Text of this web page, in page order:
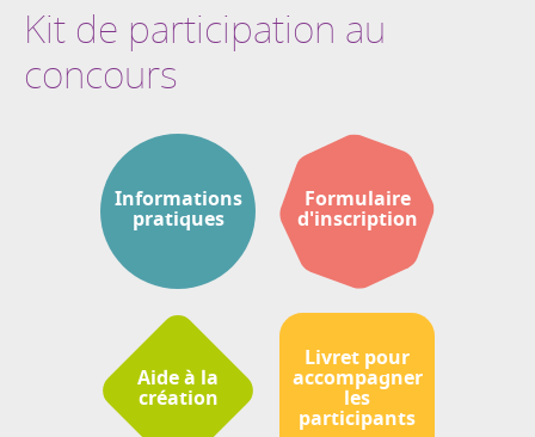
Kit de participation au
concours
Informations
pratiques
Formulaire
d'inscription
Aide à la
création
Livret pour
accompagner
les
participants